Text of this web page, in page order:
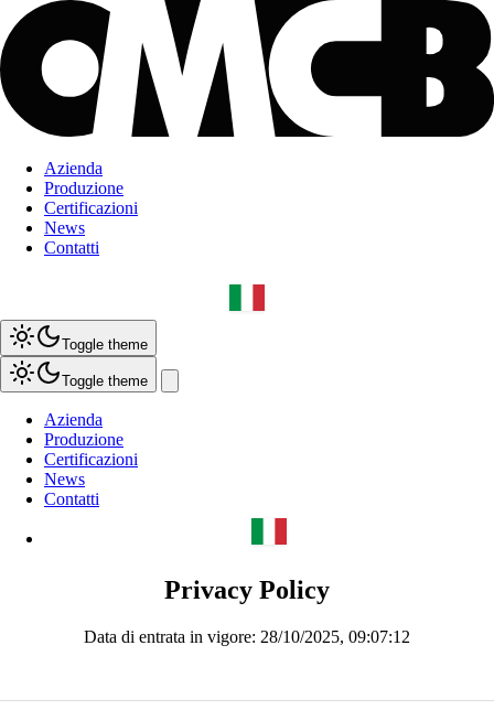
Azienda
Produzione
Certificazioni
News
Contatti
Toggle theme
Toggle theme
Azienda
Produzione
Certificazioni
News
Contatti
Privacy Policy
Data di entrata in vigore: 28/10/2025, 09:07:12